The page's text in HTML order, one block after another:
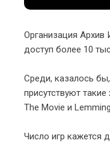
Организация Архив
доступ более 10
Среди, казалось
присутствуют
The Movie и
Число игр кажется